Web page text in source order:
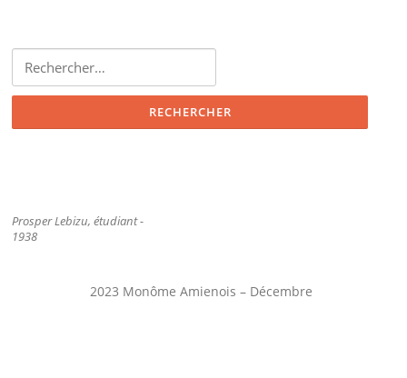
Prosper Lebizu, étudiant -
1938
2023 Monôme Amienois – Décembre